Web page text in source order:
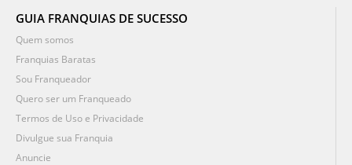
GUIA FRANQUIAS DE SUCESSO
Quem somos
Franquias Baratas
Sou Franqueador
Quero ser um Franqueado
Termos de Uso e Privacidade
Divulgue sua Franquia
Anuncie